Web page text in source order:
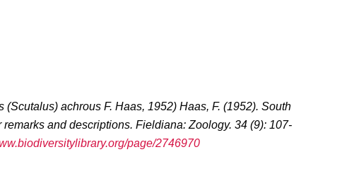
(Scutalus) achrous F. Haas, 1952)Haas, F. (1952). South
and descriptions. Fieldiana: Zoology. 34 (9): 107-
page/2746970